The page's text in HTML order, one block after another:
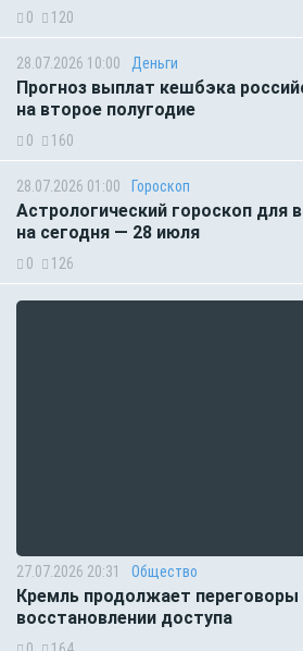
0 120
28.07.2026 10:00 Деньги
Прогноз выплат кешбэка
на второе полугодие
0 160
28.07.2026 01:00 Гороскоп
Астрологический гороскоп для
на сегодня — 28 июля
0 126
27.07.2026 20:31 Общество
Кремль продолжает переговоры
восстановлении доступа